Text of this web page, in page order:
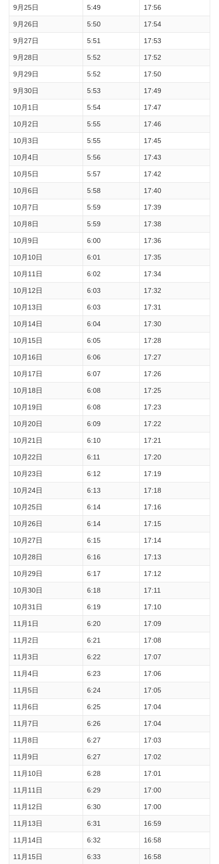
9月25日 5:49 17:56
9月26日 5:50 17:54
9月27日 5:51 17:53
9月28日 5:52 17:52
9月29日 5:52 17:50
9月30日 5:53 17:49
10月1日 5:54 17:47
10月2日 5:55 17:46
10月3日 5:55 17:45
10月4日 5:56 17:43
10月5日 5:57 17:42
10月6日 5:58 17:40
10月7日 5:59 17:39
10月8日 5:59 17:38
10月9日 6:00 17:36
10月10日 6:01 17:35
10月11日 6:02 17:34
10月12日 6:03 17:32
10月13日 6:03 17:31
10月14日 6:04 17:30
10月15日 6:05 17:28
10月16日 6:06 17:27
10月17日 6:07 17:26
10月18日 6:08 17:25
10月19日 6:08 17:23
10月20日 6:09 17:22
10月21日 6:10 17:21
10月22日 6:11 17:20
10月23日 6:12 17:19
10月24日 6:13 17:18
10月25日 6:14 17:16
10月26日 6:14 17:15
10月27日 6:15 17:14
10月28日 6:16 17:13
10月29日 6:17 17:12
10月30日 6:18 17:11
10月31日 6:19 17:10
11月1日 6:20 17:09
11月2日 6:21 17:08
11月3日 6:22 17:07
11月4日 6:23 17:06
11月5日 6:24 17:05
11月6日 6:25 17:04
11月7日 6:26 17:04
11月8日 6:27 17:03
11月9日 6:27 17:02
11月10日 6:28 17:01
11月11日 6:29 17:00
11月12日 6:30 17:00
11月13日 6:31 16:59
11月14日 6:32 16:58
11月15日 6:33 16:58